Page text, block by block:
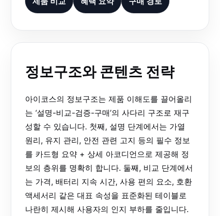
정보구조와 콘텐츠 전략
아이코스의 정보구조는 제품 이해도를 끌어올리
는 ‘설명-비교-검증-구매’의 사다리 구조로 재구
성할 수 있습니다. 첫째, 설명 단계에서는 가열
원리, 유지 관리, 안전 관련 고지 등의 필수 정보
를 카드형 요약 + 상세 아코디언으로 제공해 정
보의 층위를 명확히 합니다. 둘째, 비교 단계에서
는 가격, 배터리 지속 시간, 사용 편의 요소, 호환
액세서리 같은 대표 속성을 표준화된 테이블로
나란히 제시해 사용자의 인지 부하를 줄입니다.